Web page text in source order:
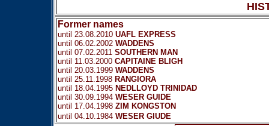
Former names
until 23.08.2010UAFL EXPRESS
until 06.02.2002 WADDENS
until 07.02.2011SOUTHERN MAN
until 11.03.2000CAPITAINE BLIGH
until 20.03.1999WADDENS
until 25.11.1998RANGIORA
until 18.04.1995NEDLLOYD TRINIDAD
until 30.09.1994WESER GUIDE
until 17.04.1998ZIM KONGSTON
until 04.10.1984WESER GIUDE